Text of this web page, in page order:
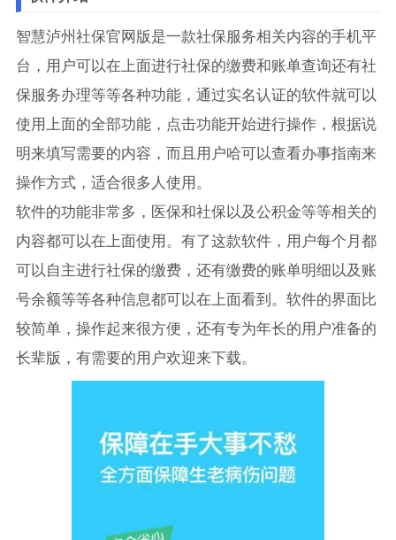
智慧泸州社保官网版是一款社保服务相关内容的手机平
台，用户可以在上面进行社保的缴费和账单查询还有社
保服务办理等等各种功能，通过实名认证的软件就可以
使用上面的全部功能，点击功能开始进行操作，根据说
明来填写需要的内容，而且用户哈可以查看办事指南来
操作方式，适合很多人使用。
软件的功能非常多，医保和社保以及公积金等等相关的
内容都可以在上面使用。有了这款软件，用户每个月都
可以自主进行社保的缴费，还有缴费的账单明细以及账
号余额等等各种信息都可以在上面看到。软件的界面比
较简单，操作起来很方便，还有专为年长的用户准备的
长辈版，有需要的用户欢迎来下载。